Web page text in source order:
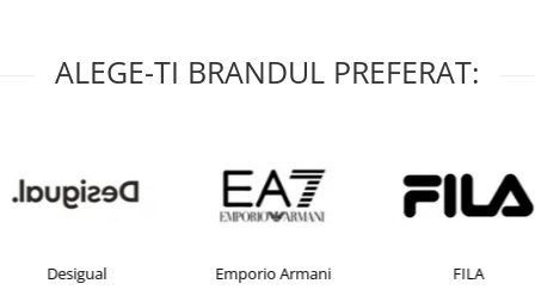
ALEGE-TI BRANDUL PREFERAT:
Desigual Emporio Armani FILA